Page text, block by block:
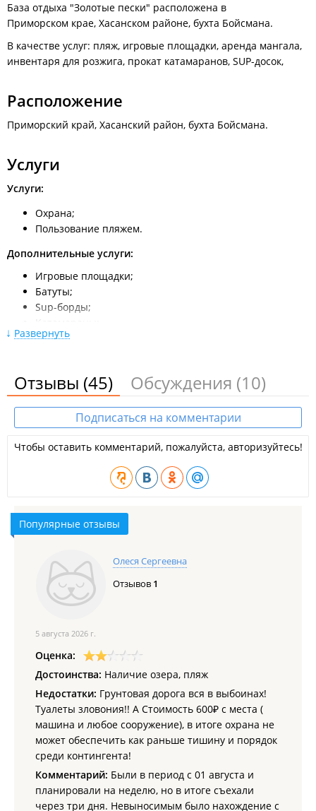
Раздольное (10 км.). В Раздольном повернуть налево на мост
и далее двигаться в сторону п. Краскино по трассе А189
согласно указателям. На повороте на Славянку необходимо
повернуть направо в сторону Краскино, Андреевки.
База отдыха "Золотые пески" расположена в
Приморском крае, Хасанском районе, бухта Бойсмана.
В качестве услуг: пляж, игровые площадки, аренда мангала,
инвентаря для розжига, прокат катамаранов, SUP-досок,
Расположение
Приморский край, Хасанский район, бухта Бойсмана.
Услуги
Услуги:
Охрана;
Пользование пляжем.
Дополнительные услуги:
Игровые площадки;
Батуты;
Sup-борды;
Катамараны;
Рыбалка;
Угли;
Жидкость для розжига;
Газовые баллоны;
Горелка;
Шампура.
Развернуть
Отзывы (45) Обсуждения (10)
Подписаться на комментарии
Чтобы оставить комментарий, пожалуйста, авторизуйтесь!
Популярные отзывы
Олеся Сергеевна
Отзывов 1
5 августа 2026 г.
Оценка:
Достоинства: Наличие озера, пляж
Недостатки: Грунтовая дорога вся в выбоинах!
Туалеты зловония!! А Стоимость 600₽ с места (
машина и любое сооружение), в итоге охрана не
может обеспечить как раньше тишину и порядок
среди контингента!
Комментарий: Были в период с 01 августа и
планировали на неделю, но в итоге съехали
через три дня. Невыносимым было нахождение с